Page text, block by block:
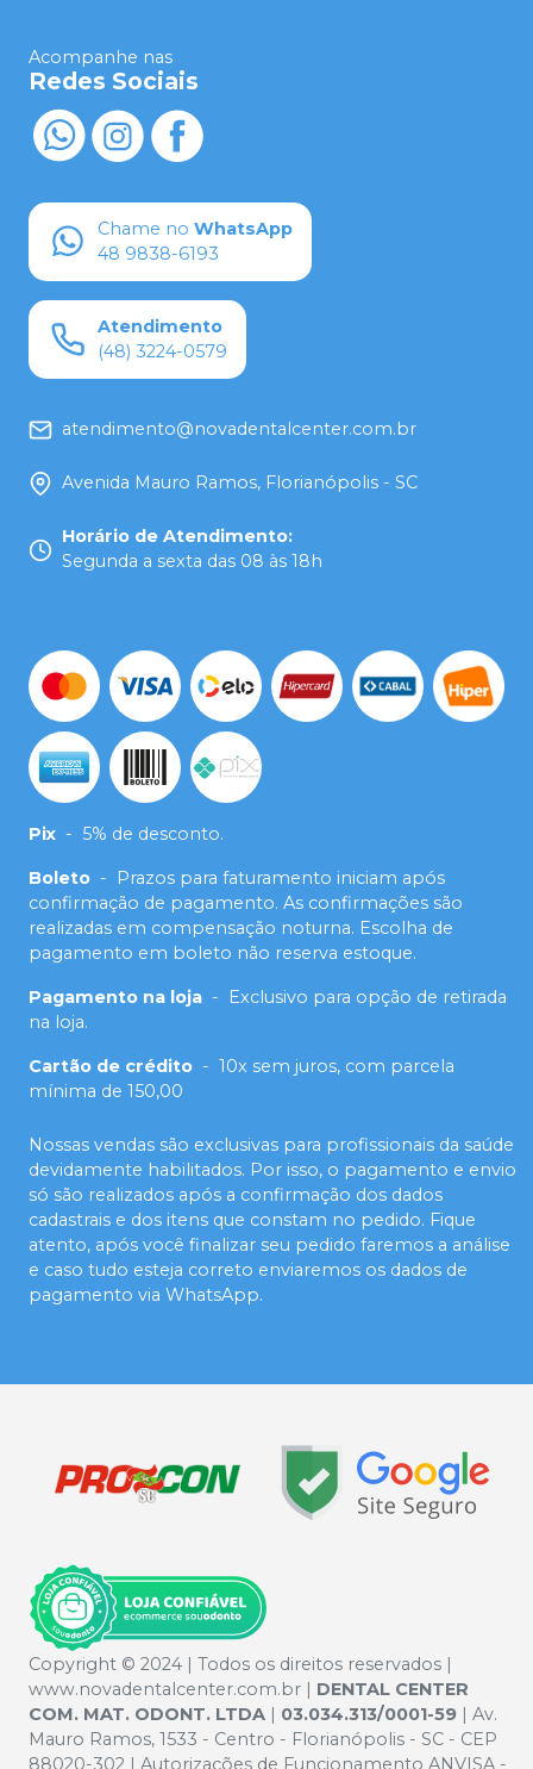
Acompanhe nas
Redes Sociais
Chame no WhatsApp
48 9838-6193
Atendimento
(48) 3224-0579
atendimento@novadentalcenter.com.br
Avenida Mauro Ramos, Florianópolis - SC
Horário de Atendimento:
Segunda a sexta das 08 às 18h
Pix - 5% de desconto.
Boleto -
Prazos para faturamento iniciam após
confirmação de pagamento. As confirmações são
realizadas em compensação noturna. Escolha de
pagamento em boleto não reserva estoque.
Pagamento na loja -
Exclusivo para opção de retirada
na loja.
Cartão de crédito - 10x sem juros, com parcela
mínima de 150,00
Nossas vendas são exclusivas para profissionais da saúde
devidamente habilitados. Por isso, o pagamento e envio
só são realizados após a confirmação dos dados
cadastrais e dos itens que constam no pedido. Fique
atento, após você finalizar seu pedido faremos a análise
e caso tudo esteja correto enviaremos os dados de
pagamento via WhatsApp.
Copyright © 2024 | Todos os direitos reservados |
www.novadentalcenter.com.br | DENTAL CENTER
COM. MAT. ODONT. LTDA | 03.034.313/0001-59 | Av.
Mauro Ramos, 1533 - Centro - Florianópolis - SC - CEP
88020-302 | Autorizações de Funcionamento ANVISA -